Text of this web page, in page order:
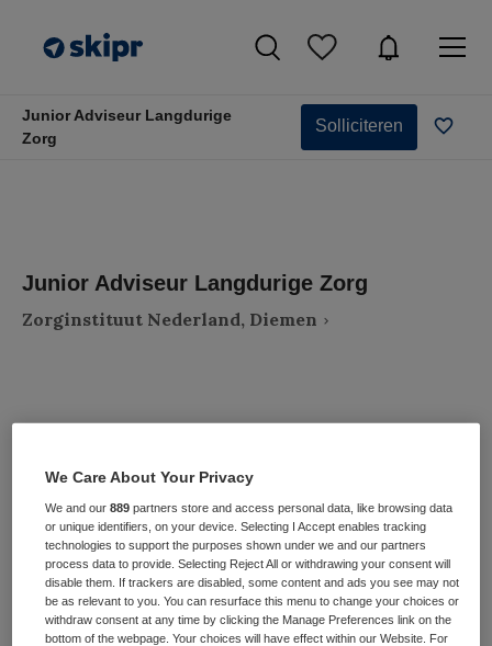
Junior Adviseur Langdurige
Zorg
Solliciteren
Junior Adviseur Langdurige Zorg
Zorginstituut Nederland, Diemen
Zorgmanagement Adviseur
BRANCHE
Onbekend
AANSTELLING
Tijdelijk met uitzicht op vast
PLAATSINGSDATUM
20 oktober 2025
NIVEAU
HBO
We Care About Your Privacy
We and our889 partners store and access personal data, like browsing data
or unique identifiers, on your device. Selecting I Accept enables tracking
technologies to support the purposes shown under we and our partners
process data to provide. Selecting Reject All or withdrawing your consent will
disable them. If trackers are disabled, some content and ads you see may not
be as relevant to you. You can resurface this menu to change your choices or
withdraw consent at any time by clicking the Manage Preferences link on the
bottom of the webpage. Your choices will have effect within our Website. For